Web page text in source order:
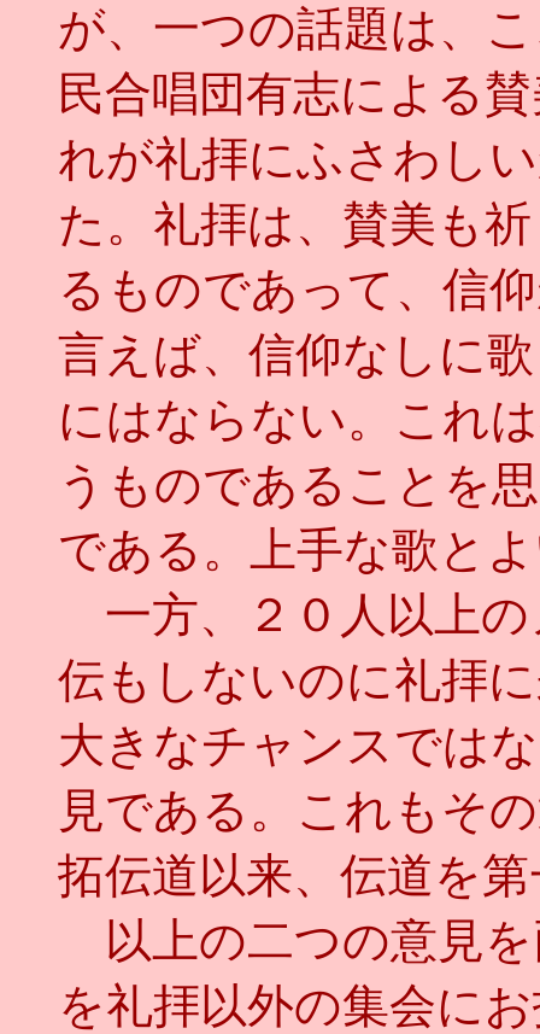
が、一つの話題は、
民合唱団有志による
れが礼拝にふさわし
た。礼拝は、賛美も
るものであって、信
言えば、信仰なしに
にはならない。これ
うものであることを
である。上手な歌と
一方、２０人以上
伝もしないのに礼拝
大きなチャンスでは
見である。これもそ
拓伝道以来、伝道を
以上の二つの意見
を礼拝以外の集会に